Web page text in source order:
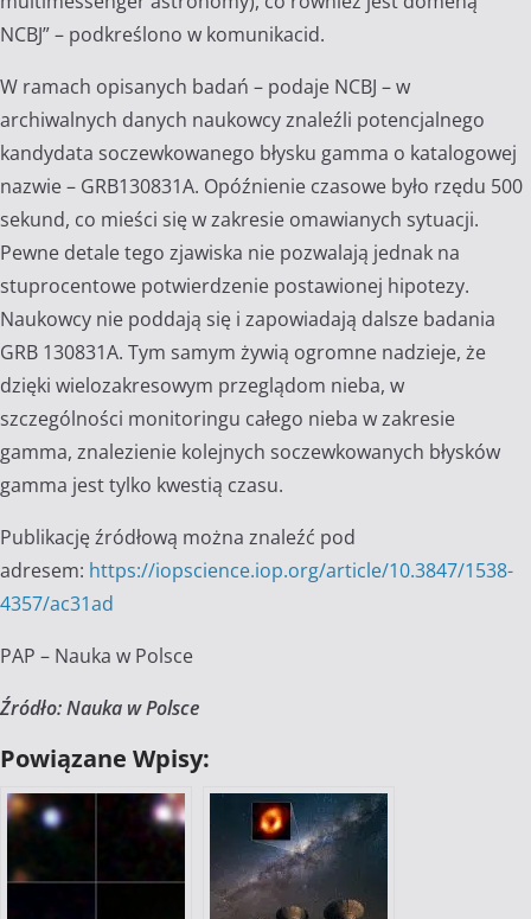
NCBJ” – podkreślono w komunikacid.
W ramach opisanych badań – podaje NCBJ – w
archiwalnych danych naukowcy znaleźli potencjalnego
kandydata soczewkowanego błysku gamma o katalogowej
nazwie – GRB130831A. Opóźnienie czasowe było rzędu 500
sekund, co mieści się w zakresie omawianych sytuacji.
Pewne detale tego zjawiska nie pozwalają jednak na
stuprocentowe potwierdzenie postawionej hipotezy.
Naukowcy nie poddają się i zapowiadają dalsze badania
GRB 130831A. Tym samym żywią ogromne nadzieje, że
dzięki wielozakresowym przeglądom nieba, w
szczególności monitoringu całego nieba w zakresie
gamma, znalezienie kolejnych soczewkowanych błysków
gamma jest tylko kwestią czasu.
Publikację źródłową można znaleźć pod
adresem: https://iopscience.iop.org/article/10.3847/1538-
4357/ac31ad
PAP – Nauka w Polsce
Źródło: Nauka w Polsce
Powiązane Wpisy: